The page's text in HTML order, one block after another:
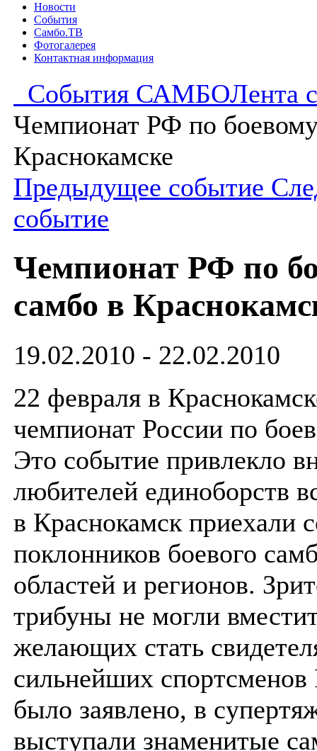
Новости
События
Самбо.ТВ
Фотогалерея
Контактная информация
События САМБОЛента
Чемпионат РФ по
Краснокамске
Предыдущее событие
событие
Чемпионат РФ по
самбо в
19.02.2010 - 22.02.2010
22 февраля в
чемпионат России по
Это событие привлекло
любителей единоборств
в Краснокамск приехали
поклонников боевого
областей и регионов.
трибуны не могли
желающих стать
сильнейших
было заявлено, в
выступали знаменитые